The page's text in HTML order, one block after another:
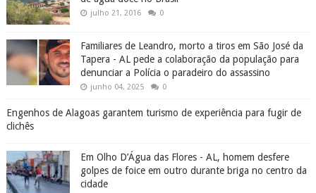
julho 21, 2016 0
Familiares de Leandro, morto a tiros em São José da
Tapera - AL pede a colaboração da população para
denunciar a Polícia o paradeiro do assassino
junho 04, 2025 0
Engenhos de Alagoas garantem turismo de experiência para fugir de
clichês
Em Olho D’Água das Flores - AL, homem desfere
golpes de foice em outro durante briga no centro da
cidade